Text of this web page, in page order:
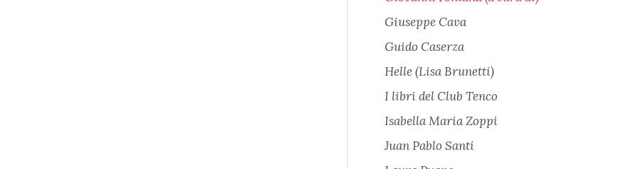
Giuseppe Cava
Guido Caserza
Helle (Lisa Brunetti)
I libri del Club Tenco
Isabella Maria Zoppi
Juan Pablo Santi